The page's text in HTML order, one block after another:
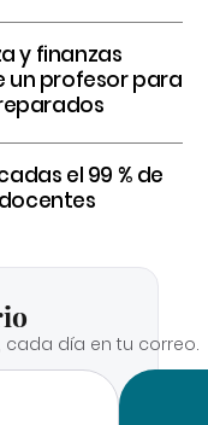
y finanzas
un profesor para
el 99 % de
cada día en tu correo.